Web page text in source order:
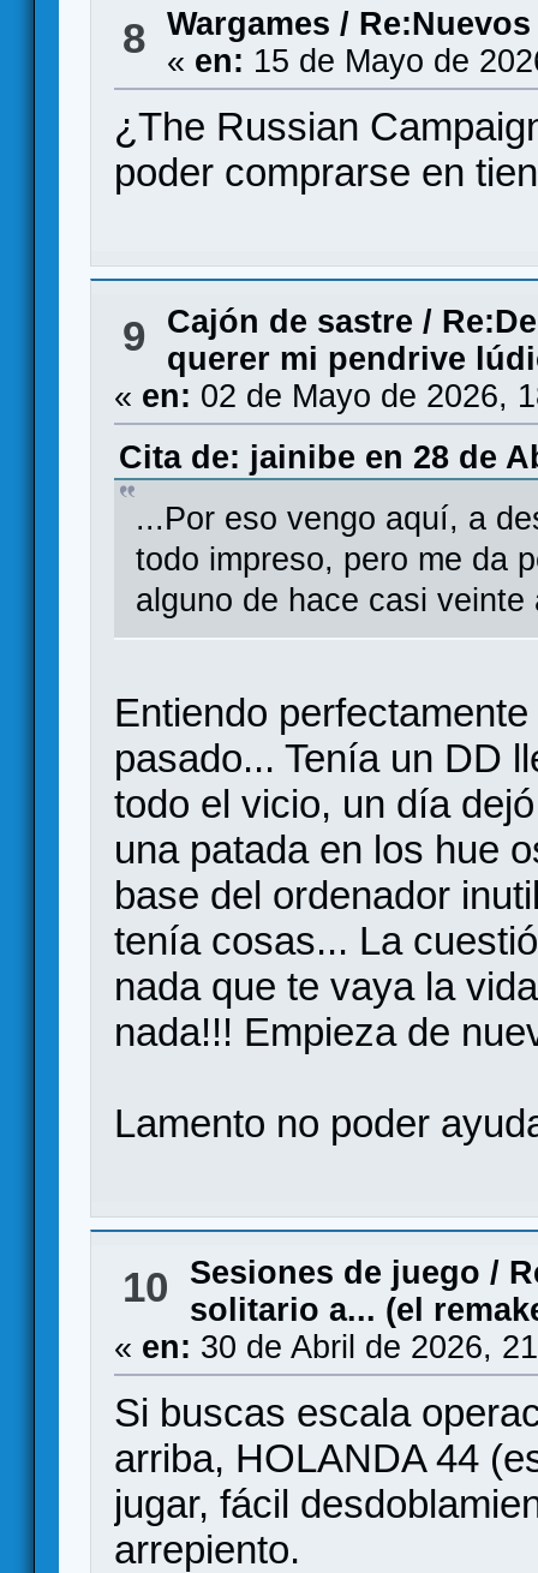
8 Wargames /
« en: 15 de Mayo de
¿The Russian
poder comprarse en
9 Cajón de sastre /
querer mi pendrive
« en: 02 de Mayo de 2026,
Cita de: jainibe en 28 de
...Por eso vengo aquí, a
todo impreso, pero me da
alguno de hace casi veinte
Entiendo
pasado... Tenía un DD
todo el vicio, un día
una patada en los hue
base del ordenador
tenía cosas... La
nada que te vaya la
nada!!! Empieza de
Lamento no poder
10 Sesiones de juego /
solitario a... (el
« en: 30 de Abril de 2026,
Si buscas escala
arriba, HOLANDA 44
jugar, fácil
arrepiento.